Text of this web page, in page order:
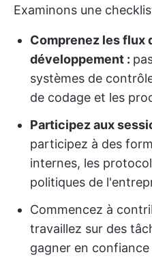
Examinons une
Comprenez les flux
développement :
systèmes de
de codage et les
Participez aux
participez à des
internes, les
politiques de
Commencez à
travaillez sur des
gagner en